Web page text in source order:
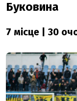
Буковина
7 місце | 30